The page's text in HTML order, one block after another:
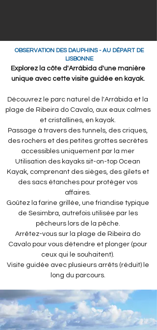
OBSERVATION DES DAUPHINS - AU DÉPART DE
LISBONNE
Explorez la côte d'Arrábida d'une manière
unique avec cette visite guidée en kayak.
Découvrez le parc naturel de l'Arrábida et la
plage de Ribeira do Cavalo, aux eaux calmes
et cristallines, en kayak.
Passage à travers des tunnels, des criques,
des rochers et des petites grottes secrètes
accessibles uniquement par la mer
Utilisation des kayaks sit-on-top Ocean
Kayak, comprenant des sièges, des gilets et
des sacs étanches pour protéger vos
affaires.
Goûtez la farine grillée, une friandise typique
de Sesimbra, autrefois utilisée par les
pêcheurs lors de la pêche.
Arrêtez-vous sur la plage de Ribeira do
Cavalo pour vous détendre et plonger (pour
ceux qui le souhaitent).
Visite guidée avec plusieurs arrêts (réduit) le
long du parcours.